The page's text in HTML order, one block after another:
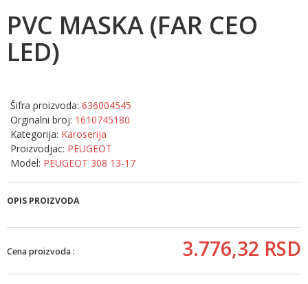
PVC MASKA (FAR CEO
LED)
Šifra proizvoda: 636004545
Orginalni broj: 1610745180
Kategorija: Karoserija
Proizvodjac: PEUGEOT
Model: PEUGEOT 308 13-17
OPIS PROIZVODA
Cena proizvoda : 3.776,32 RSD